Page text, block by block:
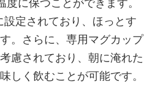
に保つことができます。
定されており、ほっとす
。さらに、専用マグカップ
慮されており、朝に淹れた
しく飲むことが可能です。